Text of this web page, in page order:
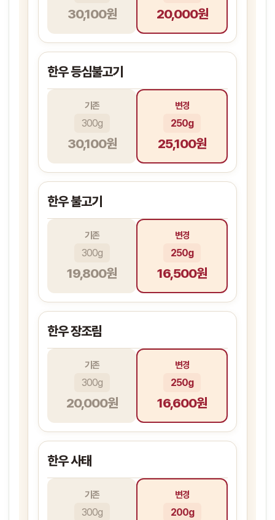
30,100원 20,000원
한우 등심불고기
기존
30,100원
300g
변경
25,100원
250g
한우 불고기
기존
19,800원
300g
변경
16,500원
250g
한우 장조림
기존
20,000원
300g
변경
16,600원
250g
한우 사태
기존
300g
변경
200g